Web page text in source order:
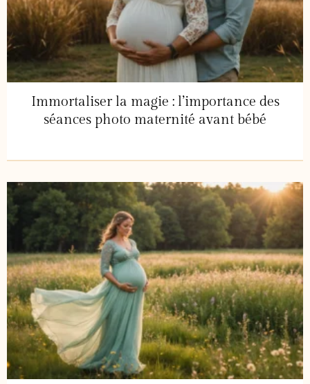
Immortaliser la magie : l’importance des
séances photo maternité avant bébé